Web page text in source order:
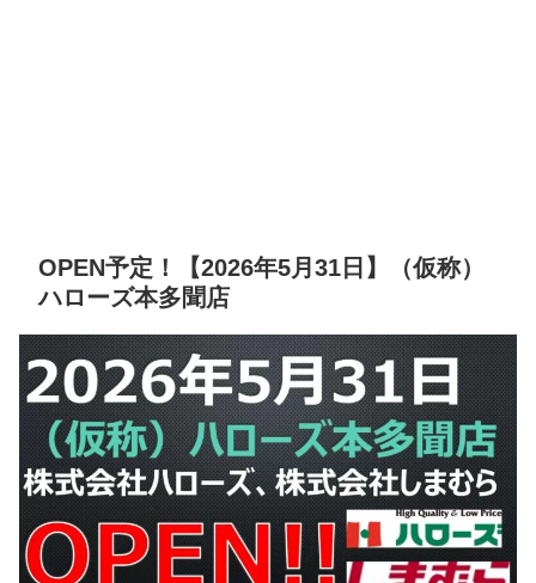
OPEN予定！【2026年5月31日】（仮称）
ハローズ本多聞店